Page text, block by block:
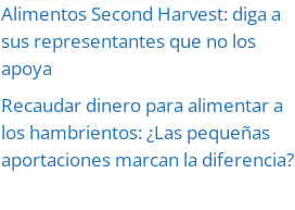
Alimentos Second Harvest: diga a
sus representantes que no los
apoya
Recaudar dinero para alimentar a
los hambrientos: ¿Las pequeñas
aportaciones marcan la diferencia?